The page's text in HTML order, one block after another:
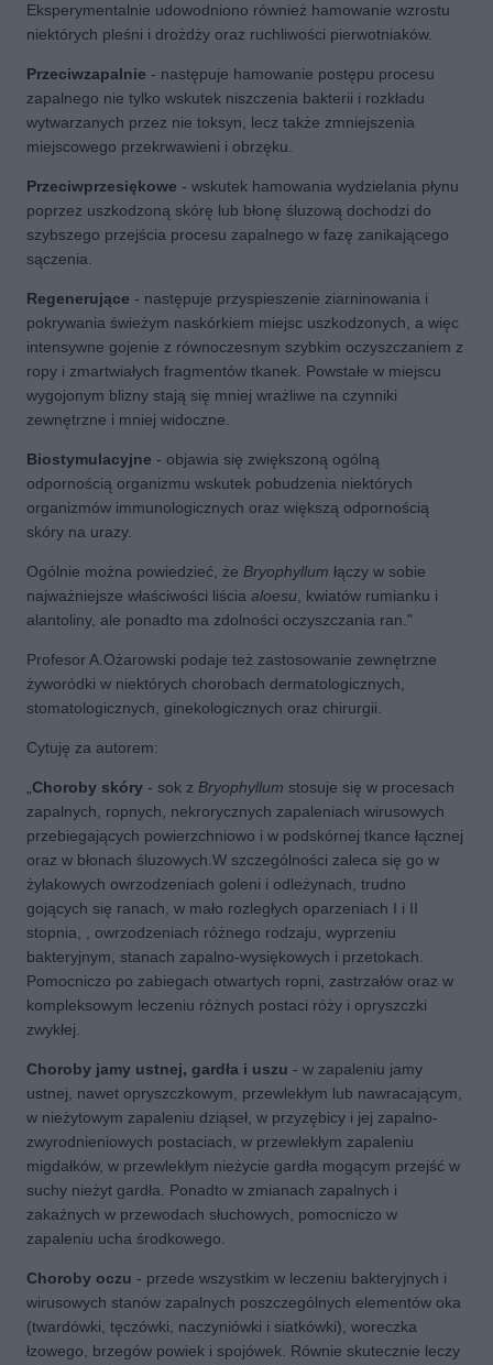
Eksperymentalnie udowodniono również hamowanie wzrostu
niektórych pleśni i drożdży oraz ruchliwości pierwotniaków.
Przeciwzapalnie - następuje hamowanie postępu procesu
zapalnego nie tylko wskutek niszczenia bakterii i rozkładu
wytwarzanych przez nie toksyn, lecz także zmniejszenia
miejscowego przekrwawieni i obrzęku.
Przeciwprzesiękowe - wskutek hamowania wydzielania płynu
poprzez uszkodzoną skórę lub błonę śluzową dochodzi do
szybszego przejścia procesu zapalnego w fazę zanikającego
sączenia.
Regenerujące - następuje przyspieszenie ziarninowania i
pokrywania świeżym naskórkiem miejsc uszkodzonych, a więc
intensywne gojenie z równoczesnym szybkim oczyszczaniem z
ropy i zmartwiałych fragmentów tkanek. Powstałe w miejscu
wygojonym blizny stają się mniej wrażliwe na czynniki
zewnętrzne i mniej widoczne.
Biostymulacyjne - objawia się zwiększoną ogólną
odpornością organizmu wskutek pobudzenia niektórych
organizmów immunologicznych oraz większą odpornością
skóry na urazy.
Ogólnie można powiedzieć, że Bryophyllum łączy w sobie
najważniejsze właściwości liścia aloesu , kwiatów rumianku i
alantoliny, ale ponadto ma zdolności oczyszczania ran."
Profesor A.Ożarowski podaje też zastosowanie zewnętrzne
żyworódki w niektórych chorobach dermatologicznych,
stomatologicznych, ginekologicznych oraz chirurgii.
Cytuję za autorem:
Choroby skóry - sok z Bryophyllum stosuje się w procesach
zapalnych, ropnych, nekrorycznych zapaleniach wirusowych
przebiegających powierzchniowo i w podskórnej tkance łącznej
oraz w błonach śluzowych.W szczególności zaleca się go w
żylakowych owrzodzeniach goleni i odleżynach, trudno
gojących się ranach, w mało rozległych oparzeniach I i II
stopnia, , owrzodzeniach różnego rodzaju, wyprzeniu
bakteryjnym, stanach zapalno-wysiękowych i przetokach.
Pomocniczo po zabiegach otwartych ropni, zastrzałów oraz w
kompleksowym leczeniu różnych postaci róży i opryszczki
zwykłej.
Choroby jamy ustnej, gardła i uszu - w zapaleniu jamy
ustnej, nawet opryszczkowym, przewlekłym lub nawracającym,
w nieżytowym zapaleniu dziąseł, w przyzębicy i jej zapalno-
zwyrodnieniowych postaciach, w przewlekłym zapaleniu
migdałków, w przewlekłym nieżycie gardła mogącym przejść w
suchy nieżyt gardła. Ponadto w zmianach zapalnych i
zakaźnych w przewodach słuchowych, pomocniczo w
zapaleniu ucha środkowego.
Choroby oczu - przede wszystkim w leczeniu bakteryjnych i
wirusowych stanów zapalnych poszczególnych elementów oka
(twardówki, tęczówki, naczyniówki i siatkówki), woreczka
łzowego, brzegów powiek i spojówek. Równie skutecznie leczy